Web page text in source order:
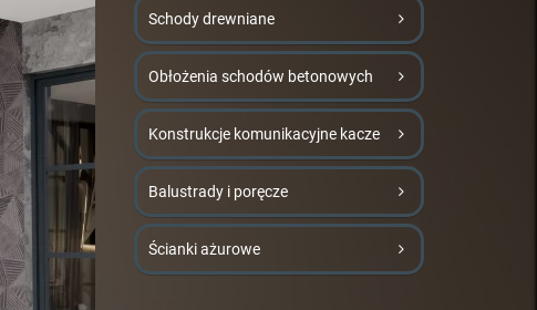
Schody drewniane
Obłożenia schodów betonowych
Konstrukcje komunikacyjne kacze
Balustrady i poręcze
Ścianki ażurowe